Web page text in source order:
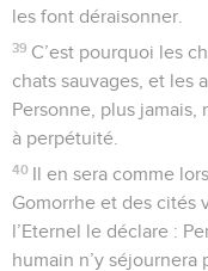
les font déraisonner.
39 C’est pourquoi les
chats sauvages, et les
Personne, plus jamais,
à perpétuité.
40 Il en sera comme
Gomorrhe et des cités
l’Eternel le déclare :
humain n’y séjournera